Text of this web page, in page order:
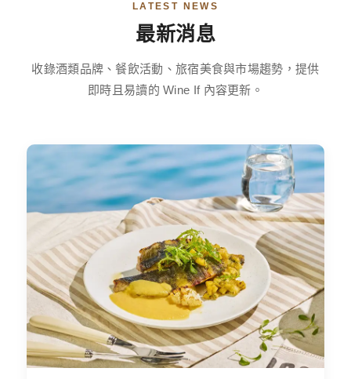
LATEST NEWS
最新消息
收錄酒類品牌、餐飲活動、旅宿美食與市場趨勢，提供
即時且易讀的 Wine If 內容更新。